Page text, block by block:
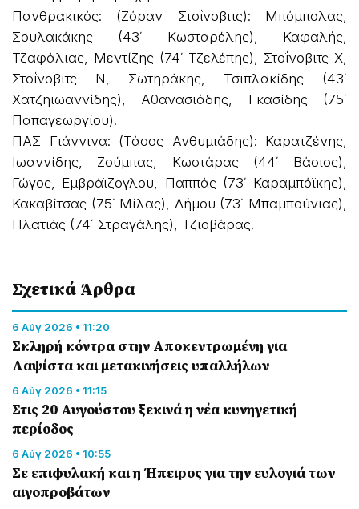
Πανθρακικός: (Ζόραν Στοΐνοβιτς): Μπόμπολας,
Σουλακάκης (43΄ Κωσταρέλης), Καφαλής,
Τζαφάλιας, Μεντίζης (74΄ Τζελέπης), Στοΐνοβιτς Χ,
Στοΐνοβιτς Ν, Σωτηράκης, Τσιπλακίδης (43΄
Χατζηϊωαννίδης), Αθανασιάδης, Γκασίδης (75΄
Παπαγεωργίου).
ΠΑΣ Γιάννινα: (Τάσος Ανθυμιάδης): Καρατζένης,
Ιωαννίδης, Ζούμπας, Κωστάρας (44΄ Βάσιος),
Γώγος, Εμβράϊζογλου, Παππάς (73΄ Καραμπόϊκης),
Κακαβίτσας (75΄ Μίλας), Δήμου (73΄ Μπαμπούνιας),
Πλατιάς (74΄ Στραγάλης), Τζιοβάρας.
Σχετικά Άρθρα
6 Αύγ 2026 • 11:20
Σκληρή κόντρα στην Αποκεντρωμένη για
Λαψίστα και μετακινήσεις υπαλλήλων
6 Αύγ 2026 • 11:15
Στις 20 Αυγούστου ξεκινά η νέα κυνηγετική
περίοδος
6 Αύγ 2026 • 10:55
Σε επιφυλακή και η Ήπειρος για την ευλογιά των
αιγοπροβάτων